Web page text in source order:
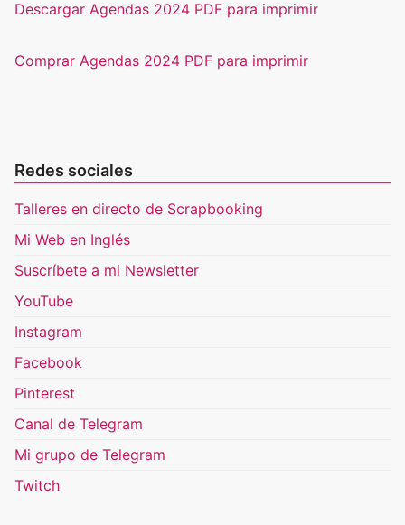
Descargar Agendas 2024 PDF para imprimir
Comprar Agendas 2024 PDF para imprimir
Redes sociales
Talleres en directo de Scrapbooking
Mi Web en Inglés
Suscríbete a mi Newsletter
YouTube
Instagram
Facebook
Pinterest
Canal de Telegram
Mi grupo de Telegram
Twitch